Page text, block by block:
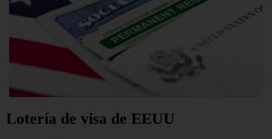
Lotería de visa de EEUU